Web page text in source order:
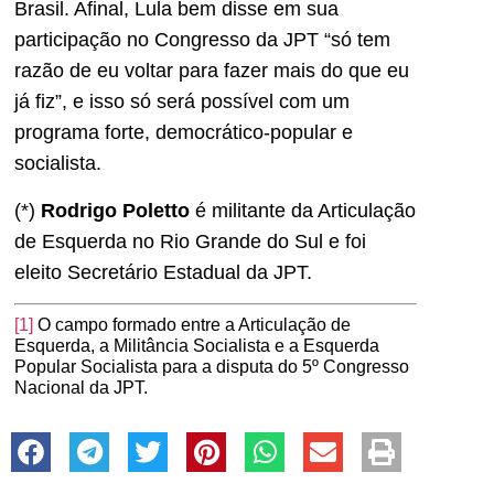
Brasil. Afinal, Lula bem disse em sua
participação no Congresso da JPT “só tem
razão de eu voltar para fazer mais do que eu
já fiz”, e isso só será possível com um
programa forte, democrático-popular e
socialista.
(*) Rodrigo Poletto é militante da Articulação
de Esquerda no Rio Grande do Sul e foi
eleito Secretário Estadual da JPT.
[1] O campo formado entre a Articulação de
Esquerda, a Militância Socialista e a Esquerda
Popular Socialista para a disputa do 5º Congresso
Nacional da JPT.